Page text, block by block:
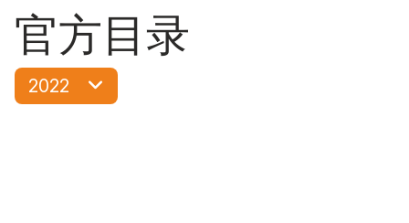
官方目录
2022